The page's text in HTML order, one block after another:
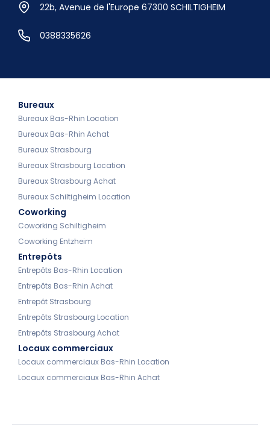
22b, Avenue de l'Europe 67300 SCHILTIGHEIM
0388335626
Bureaux
Bureaux Bas-Rhin Location
Bureaux Bas-Rhin Achat
Bureaux Strasbourg
Bureaux Strasbourg Location
Bureaux Strasbourg Achat
Bureaux Schiltigheim Location
Coworking
Coworking Schiltigheim
Coworking Entzheim
Entrepôts
Entrepôts Bas-Rhin Location
Entrepôts Bas-Rhin Achat
Entrepôt Strasbourg
Entrepôts Strasbourg Location
Entrepôts Strasbourg Achat
Locaux commerciaux
Locaux commerciaux Bas-Rhin Location
Locaux commerciaux Bas-Rhin Achat